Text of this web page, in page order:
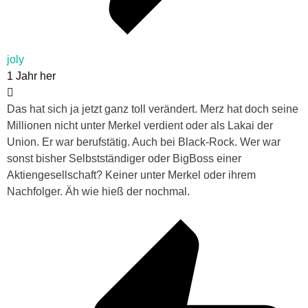
joly
1 Jahr her
Das hat sich ja jetzt ganz toll verändert. Merz hat doch seine
Millionen nicht unter Merkel verdient oder als Lakai der
Union. Er war berufstätig. Auch bei Black-Rock. Wer war
sonst bisher Selbstständiger oder BigBoss einer
Aktiengesellschaft? Keiner unter Merkel oder ihrem
Nachfolger. Äh wie hieß der nochmal.